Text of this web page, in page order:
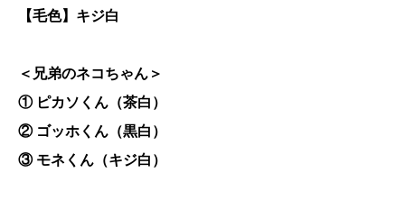
【毛色】キジ白
＜兄弟のネコちゃん＞
① ピカソくん（茶白）
② ゴッホくん（黒白）
③ モネくん（キジ白）